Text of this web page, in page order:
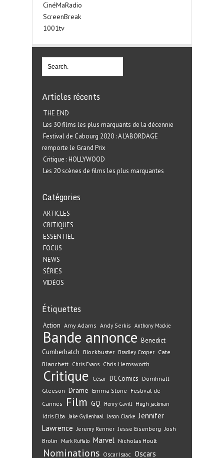
CinéMaRadio
ScreenBreak
1001tv
Articles récents
THE END
Les 30 films les plus marquants de la décennie
Festival de Cabourg 2020 : A L’ABORDAGE
remporte le Grand Prix
Critique : HOLLYWOOD
Les 20 scènes de films les plus marquantes
Catégories
ARTICLES
CRITIQUES
ESSENTIEL
FOCUS
NEWS
SÉRIES
VIDÉOS
Étiquettes
Action Amy Adams Andy Serkis Anthony Mackie
Bande annonce Benedict
Cumberbatch Blockbuster Bradley Cooper Cate
Blanchett Chris Evans Chris Hemsworth
Critique César DC Comics Domhnall
Gleeson Drame Emma Stone Festival de
Cannes
Film GQ Henry Cavill Hugh jackman
Idris Elba Jake Gyllenhaal Jason Clarke Jennifer
Lawrence Jeremy Renner Jesse Eisenberg Josh
Brolin
Mark Ruffalo Marvel Nicholas Hoult
Nominations Oscar Isaac Oscars